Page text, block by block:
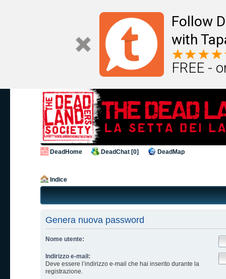
Follow
with
FREE -
DeadHome DeadChat [0] DeadMap
Indice
Genera nuova password
Nome utente:
Indirizzo e-mail:
Deve essere l’indirizzo e-mail che hai inserito durante la
registrazione.